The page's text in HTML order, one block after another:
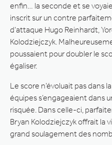
enfin… la seconde et se
inscrit sur un contre
d’attaque Hugo Reinhardt,
Kolodziejczyk.
poussaient pour doubler le
égaliser.
Le score n’évoluait pas dans
équipes s’engageaient dans
risquée. Dans celle-ci,
Bryan Kolodziejczyk offrait la
grand soulagement des